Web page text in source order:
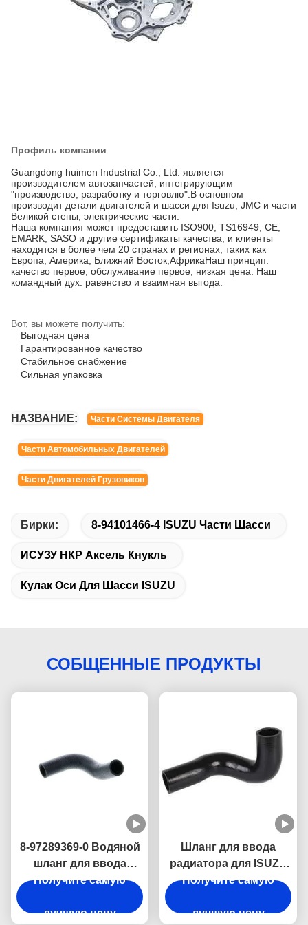
Профиль компании
Guangdong huimen Industrial Co., Ltd. является
производителем автозапчастей, интегрирующим
"производство, разработку и торговлю".В основном
производит детали двигателей и шасси для Isuzu, JMC и части
Великой стены, электрические части.
Наша компания может предоставить ISO900, TS16949, CE,
EMARK, SASO и другие сертификаты качества, и клиенты
находятся в более чем 20 странах и регионах, таких как
Европа, Америка, Ближний Восток,АфрикаНаш принцип:
качество первое, обслуживание первое, низкая цена. Наш
командный дух: равенство и взаимная выгода.
Вот, вы можете получить:
Выгодная цена
Гарантированное качество
Стабильное снабжение
Сильная упаковка
НАЗВАНИЕ: Части Системы Двигателя
Части Автомобильных Двигателей
Части Двигателей Грузовиков
Бирки: 8-94101466-4 ISUZU Части Шасси
ИСУЗУ НКР Аксель Кнукль
Кулак Оси Для Шасси ISUZU
СОБЩЕННЫЕ ПРОДУКТЫ
8-97289369-0 Водяной
шланг для ввода
радиатора для
4JH1
Получите самую
лучшую цену
Шланг для ввода
радиатора для ISUZU
4JB1NA 8-97147473-0
Получите самую
лучшую цену